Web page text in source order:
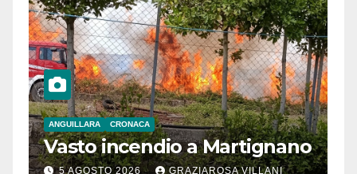
ANGUILLARA CRONACA
Vasto incendio a Martignano
5 AGOSTO 2026 GRAZIAROSA VILLANI